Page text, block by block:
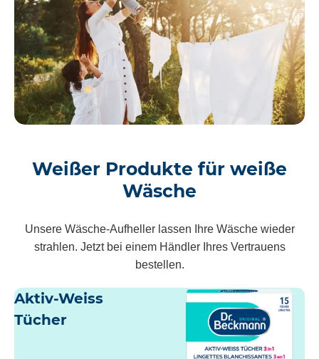
Weißer Produkte für weiße
Wäsche
Unsere Wäsche-Aufheller lassen Ihre Wäsche wieder
strahlen. Jetzt bei einem Händler Ihres Vertrauens
bestellen.
Aktiv-Weiss
Tücher